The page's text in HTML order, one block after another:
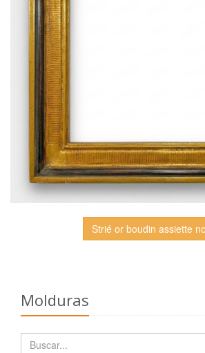
Strié or boudin assiette
Molduras